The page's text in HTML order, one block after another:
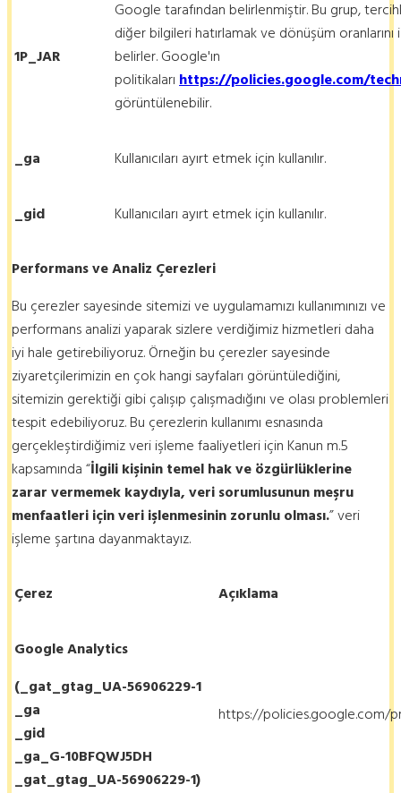
1P_JAR
Google tarafından belirlenmiştir. Bu grup,
diğer bilgileri hatırlamak ve dönüşüm
belirler. Google'ın
politikalarıhttps://policies.google.com/
görüntülenebilir.
_ga Kullanıcıları ayırt etmek için kullanılır.
_gid Kullanıcıları ayırt etmek için kullanılır.
Performans ve Analiz Çerezleri
Bu çerezler sayesinde sitemizi ve uygulamamızı kullanımınızı ve
performans analizi yaparak sizlere verdiğimiz hizmetleri daha
iyi hale getirebiliyoruz. Örneğin bu çerezler sayesinde
ziyaretçilerimizin en çok hangi sayfaları görüntülediğini,
sitemizin gerektiği gibi çalışıp çalışmadığını ve olası problemleri
tespit edebiliyoruz. Bu çerezlerin kullanımı esnasında
gerçekleştirdiğimiz veri işleme faaliyetleri için Kanun m.5
kapsamında “İlgili kişinin temel hak ve özgürlüklerine
zarar vermemek kaydıyla, veri sorumlusunun meşru
menfaatleri için veri işlenmesinin zorunlu olması.” veri
işleme şartına dayanmaktayız.
Çerez Açıklama
Google Analytics
(_gat_gtag_UA-56906229-1
_ga
_gid
_ga_G-10BFQWJ5DH
_gat_gtag_UA-56906229-1)
https://policies.google.com/